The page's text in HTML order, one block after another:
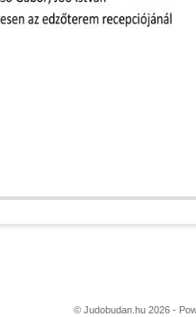
© Judobudan.hu 2026 -